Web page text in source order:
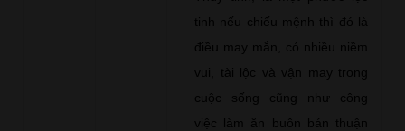
tinh nếu chiếu mệnh thì đó là
điều may mắn, có nhiều niềm
vui, tài lộc và vận may trong
cuộc sống cũng như công
việc làm ăn buôn bán thuận